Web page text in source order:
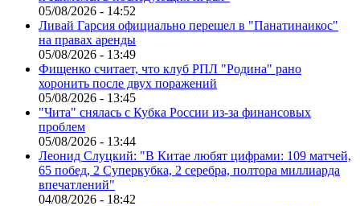
05/08/2026 - 14:52
Ливай Гарсия официально перешел в "Панатинаикос"
на правах аренды
05/08/2026 - 13:49
Фищенко считает, что клуб РПЛ "Родина" рано
хоронить после двух поражений
05/08/2026 - 13:45
"Чита" снялась с Кубка России из-за финансовых
проблем
05/08/2026 - 13:44
Леонид Слуцкий: "В Китае любят цифрами: 109 матчей,
65 побед, 2 Суперкубка, 2 серебра, полтора миллиарда
впечатлений"
04/08/2026 - 18:42